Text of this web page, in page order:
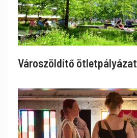
Városzöldítő ötletpályázat